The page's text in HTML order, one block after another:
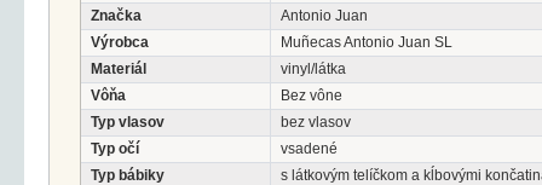
Značka
Antonio Juan
Výrobca
Muñecas Antonio Juan SL
Materiál
vinyl/látka
Vôňa
Bez vône
Typ vlasov
bez vlasov
Typ očí
vsadené
Typ bábiky
s látkovým telíčkom a kĺbovými